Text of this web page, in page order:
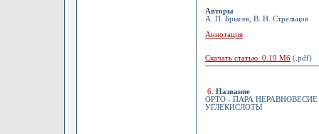
Авторы
А. П. Брысев, В. Н. Стрельцов
Аннотация
Скачать статью 0.19 Мб (.pdf)
6 Название
ОРТО - ПАРА
УГЛЕКИСЛОТЫ